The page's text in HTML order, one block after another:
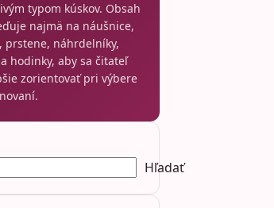
typom kúskov. Obsah
najmä na náušnice,
prstene, náhrdelníky,
hodinky, aby sa čitateľ
zorientovať pri výbere
Hľadať